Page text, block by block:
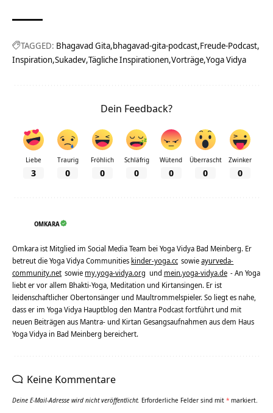
TAGGED: Bhagavad Gita bhagavad-gita-podcast Freude-Podcast
Inspiration Sukadev Tägliche Inspirationen Vorträge Yoga Vidya
Dein Feedback?
Liebe
3
Traurig
0
Fröhlich
0
Schläfrig
0
Wütend
0
Überrascht
0
Zwinker
0
OMKARA
Omkara ist Mitglied im Social Media Team bei Yoga Vidya Bad Meinberg. Er
betreut die Yoga Vidya Communities kinder-yoga.cc sowieayurveda-
community.net sowie my.yoga-vidya.org und mein.yoga-vidya.de - An Yoga
liebt er vor allem Bhakti-Yoga, Meditation und Kirtansingen. Er ist
leidenschaftlicher Obertonsänger und Maultrommelspieler. So liegt es nahe,
dass er im Yoga Vidya Hauptblog den Mantra Podcast fortführt und mit
neuen Beiträgen aus Mantra- und Kirtan Gesangsaufnahmen aus dem Haus
Yoga Vidya in Bad Meinberg bereichert.
Keine Kommentare
Deine E-Mail-Adresse wird nicht veröffentlicht. Erforderliche Felder sind mit * markiert.